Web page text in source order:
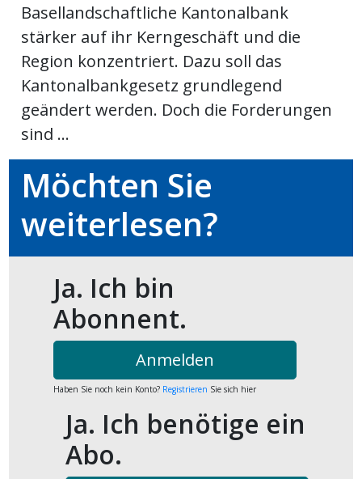
Basellandschaftliche Kantonalbank
stärker auf ihr Kerngeschäft und die
Region konzentriert. Dazu soll das
Kantonalbankgesetz grundlegend
geändert werden. Doch die Forderungen
sind ...
Möchten Sie
weiterlesen?
Ja. Ich bin
Abonnent.
Anmelden
Haben Sie noch kein Konto? Registrieren Sie sich hier
Ja. Ich benötige ein
Abo.